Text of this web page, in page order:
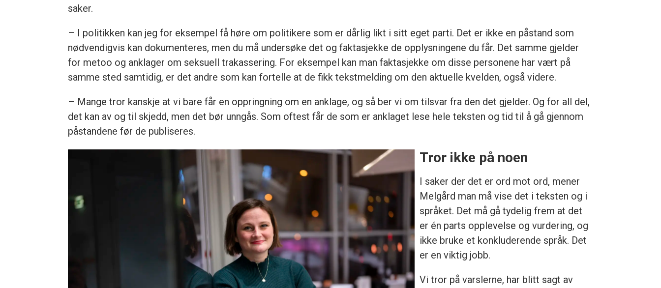
saker.
– I politikken kan jeg for eksempel få høre om politikere som er dårlig likt i sitt eget parti. Det er ikke en påstand som
nødvendigvis kan dokumenteres, men du må undersøke det og faktasjekke de opplysningene du får. Det samme gjelder
for metoo og anklager om seksuell trakassering. For eksempel kan man faktasjekke om disse personene har vært på
samme sted samtidig, er det andre som kan fortelle at de fikk tekstmelding om den aktuelle kvelden, også videre.
– Mange tror kanskje at vi bare får en oppringning om en anklage, og så ber vi om tilsvar fra den det gjelder. Og for all del,
det kan av og til skjedd, men det bør unngås. Som oftest får de som er anklaget lese hele teksten og tid til å gå gjennom
påstandene før de publiseres.
Tror ikke på noen
I saker der det er ord mot ord, mener
Melgård man må vise det i teksten og i
språket. Det må gå tydelig frem at det
er én parts opplevelse og vurdering, og
ikke bruke et konkluderende språk. Det
er en viktig jobb.
Vi tror på varslerne, har blitt sagt av